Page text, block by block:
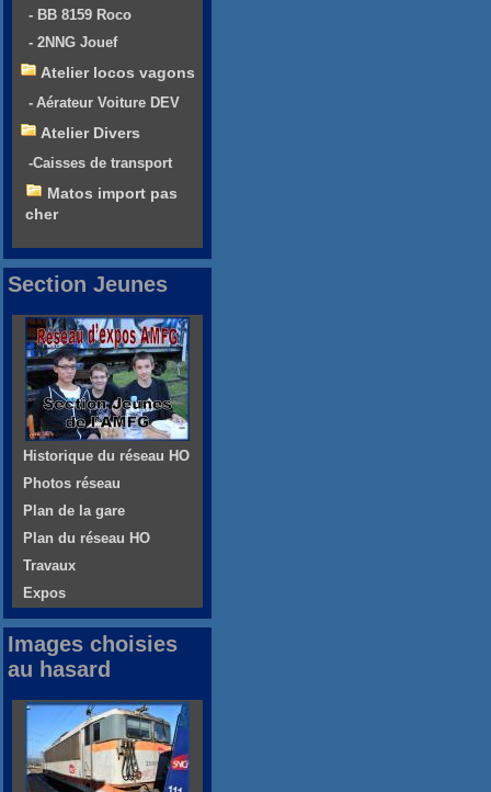
- BB 8159 Roco
- 2NNG Jouef
Atelier locos vagons
- Aérateur Voiture DEV
Atelier Divers
-Caisses de transport
Matos import pas
cher
Section Jeunes
Historique du réseau HO
Photos réseau
Plan de la gare
Plan du réseau HO
Travaux
Expos
Images choisies
au hasard